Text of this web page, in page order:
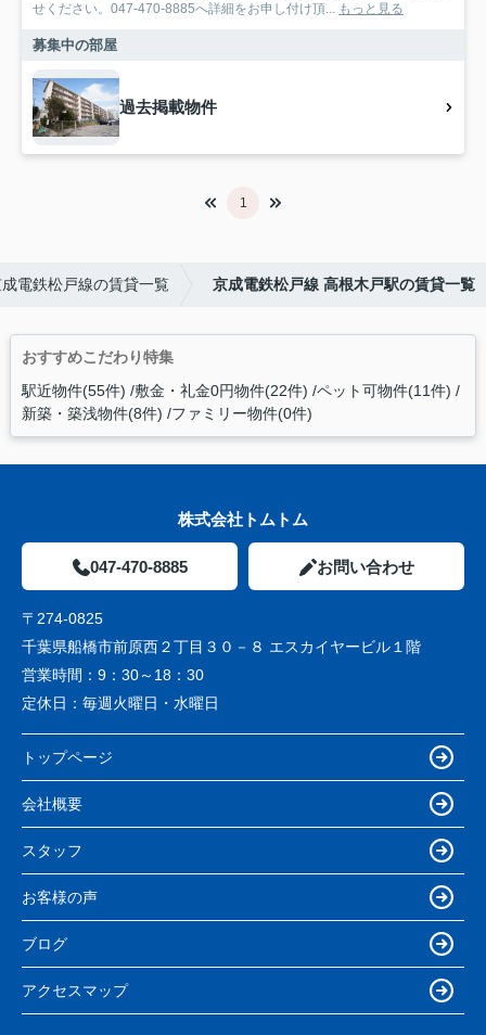
せください。047-470-8885へ詳細をお申し付け頂... もっと見る
募集中の部屋
過去掲載物件
1
電鉄松戸線の賃貸一覧 京成電鉄松戸線 高根木戸駅の賃貸一覧
おすすめこだわり特集
駅近物件(55件) 敷金・礼金0円物件(22件) ペット可物件(11件)
新築・築浅物件(8件) ファミリー物件(0件)
株式会社トムトム
047-470-8885 お問い合わせ
〒274-0825
千葉県船橋市前原西２丁目３０－８ エスカイヤービル１階
営業時間： 9：30～18：30
定休日： 毎週火曜日・水曜日
トップページ
会社概要
スタッフ
お客様の声
ブログ
アクセスマップ